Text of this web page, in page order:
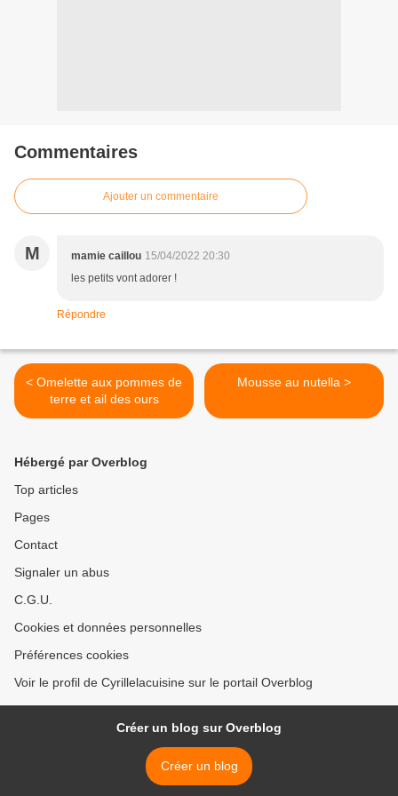
Commentaires
Ajouter un commentaire
M mamie caillou 15/04/2022 20:30
les petits vont adorer !
Répondre
< Omelette aux pommes de
terre et ail des ours
Mousse au nutella >
Hébergé par Overblog
Top articles
Pages
Contact
Signaler un abus
C.G.U.
Cookies et données personnelles
Préférences cookies
Voir le profil de Cyrillelacuisine sur le portail Overblog
Créer un blog sur Overblog
Créer un blog